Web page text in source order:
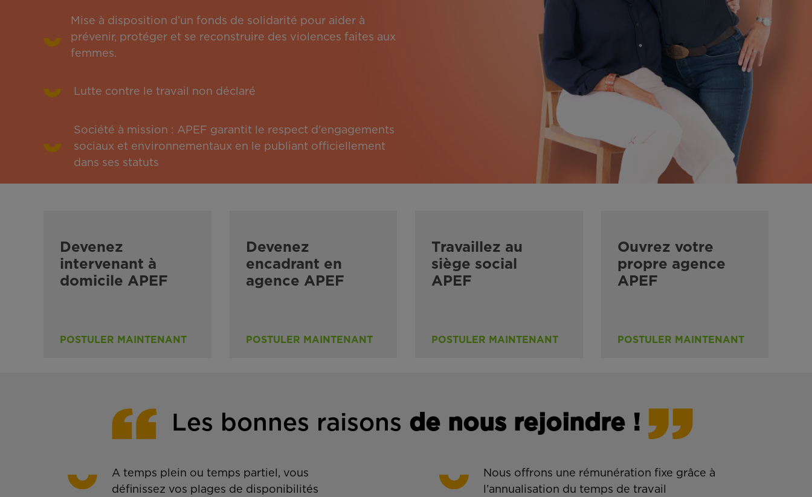
Mise à disposition d’un fonds de solidarité pour aider à
prévenir, protéger et se reconstruire des violences faites aux
femmes.
Lutte contre le travail non déclaré
Société à mission : APEF garantit le respect d'engagements
sociaux et environnementaux en le publiant officiellement
dans ses statuts
Devenez
intervenant à
domicile APEF
POSTULER MAINTENANT
Devenez
encadrant en
agence APEF
POSTULER MAINTENANT
Travaillez au
siège social
APEF
POSTULER MAINTENANT
Ouvrez votre
propre agence
APEF
POSTULER MAINTENANT
Les bonnes raisons de nous rejoindre !
A temps plein ou temps partiel, vous
définissez vos plages de disponibilités
Nous offrons une rémunération fixe grâce à
l’annualisation du temps de travail